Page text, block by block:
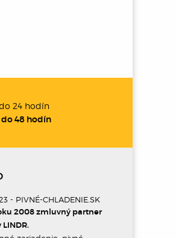
24 hodín
do 48 hodín
- PIVNÉ-CHLADENIE.SK
2008 zmluvný partner